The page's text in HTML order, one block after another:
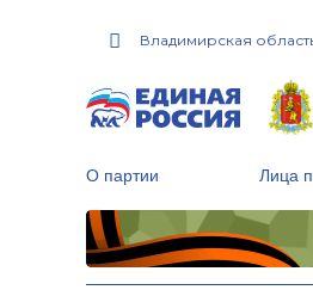
Владимирская
О партии Лица